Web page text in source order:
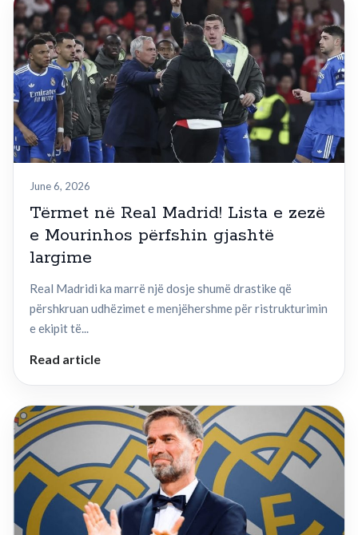
June 6, 2026
Tërmet në Real Madrid! Lista e zezë
e Mourinhos përfshin gjashtë
largime
Real Madridi ka marrë një dosje shumë drastike që
përshkruan udhëzimet e menjëhershme për ristrukturimin
e ekipit të...
Read article